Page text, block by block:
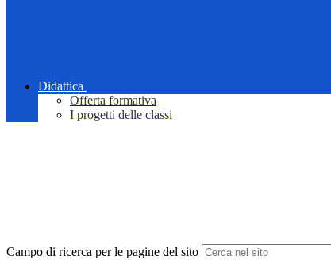
Didattica
Offerta formativa
I progetti delle classi
Campo di ricerca per le pagine del sito